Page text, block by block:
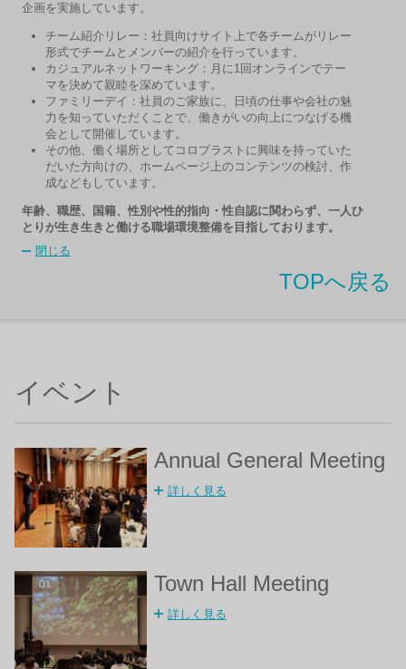
企画を実施しています。
チーム紹介リレー：社員向けサイト上で各チームがリレー
形式でチームとメンバーの紹介を行っています。​
カジュアルネットワーキング：月に1回オンラインでテー
マを決めて親睦を深めています。​
ファミリーデイ：社員のご家族に、日頃の仕事や会社の魅
力を知っていただくことで、働きがいの向上につなげる機
会として開催しています。
その他、働く場所としてコロプラストに興味を持っていた
だいた方向けの、ホームページ上のコンテンツの検討、作
成などもしています​。
年齢、職歴、国籍、性別や性的指向・性自認に関わらず、一人ひ
とりが生き生きと働ける職場環境整備を目指しております。
閉じる
TOPへ戻る
イベント
Annual General Meeting
詳しく見る
Town Hall Meeting
詳しく見る